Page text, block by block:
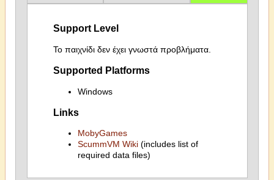
Support Level
Το παιχνίδι δεν έχει γνωστά προβλήματα.
Supported Platforms
Windows
Links
MobyGames
ScummVM Wiki(includes list of
required data files)